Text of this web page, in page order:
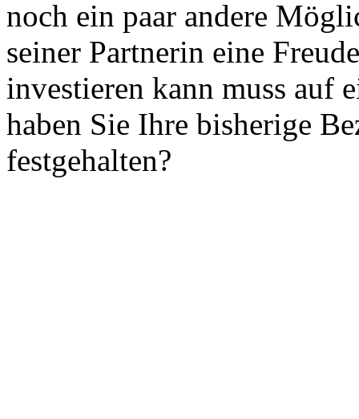
noch ein paar andere
seiner Partnerin eine
investieren kann muss auf
haben Sie Ihre bisherige
festgehalten?